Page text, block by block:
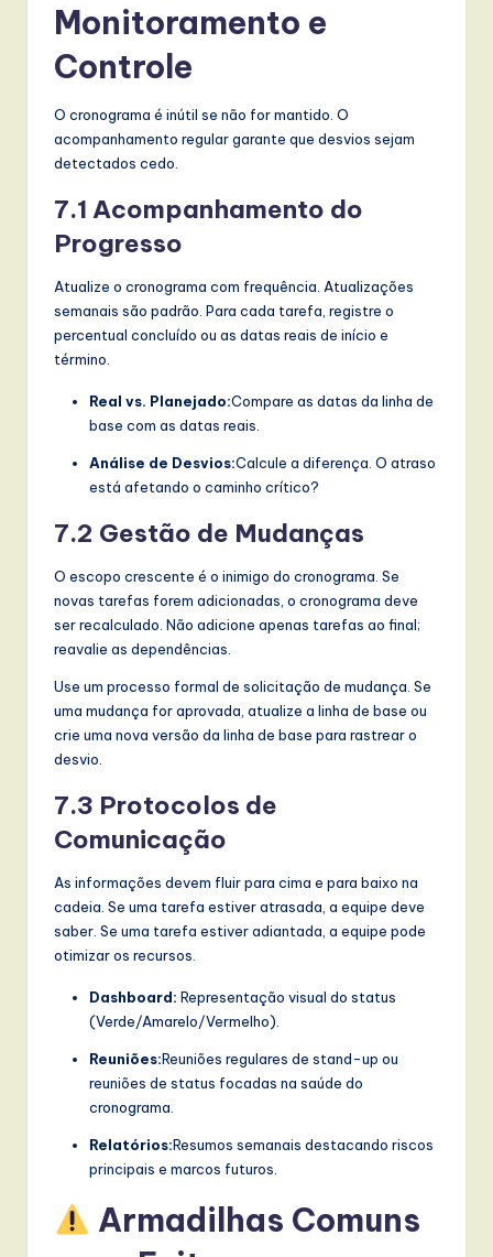
Monitoramento e
Controle
O cronograma é inútil se não for mantido. O
acompanhamento regular garante que desvios sejam
detectados cedo.
7.1 Acompanhamento do
Progresso
Atualize o cronograma com frequência. Atualizações
semanais são padrão. Para cada tarefa, registre o
percentual concluído ou as datas reais de início e
término.
Real vs. Planejado:Compare as datas da linha de
base com as datas reais.
Análise de Desvios:Calcule a diferença. O atraso
está afetando o caminho crítico?
7.2 Gestão de Mudanças
O escopo crescente é o inimigo do cronograma. Se
novas tarefas forem adicionadas, o cronograma deve
ser recalculado. Não adicione apenas tarefas ao final;
reavalie as dependências.
Use um processo formal de solicitação de mudança. Se
uma mudança for aprovada, atualize a linha de base ou
crie uma nova versão da linha de base para rastrear o
desvio.
7.3 Protocolos de
Comunicação
As informações devem fluir para cima e para baixo na
cadeia. Se uma tarefa estiver atrasada, a equipe deve
saber. Se uma tarefa estiver adiantada, a equipe pode
otimizar os recursos.
Dashboard: Representação visual do status
(Verde/Amarelo/Vermelho).
Reuniões:Reuniões regulares de stand-up ou
reuniões de status focadas na saúde do
cronograma.
Relatórios:Resumos semanais destacando riscos
principais e marcos futuros.
Armadilhas Comuns